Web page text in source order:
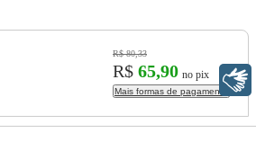
R$ 80,33
R$ 65,90 no pix
Mais formas de pagamento
Libras